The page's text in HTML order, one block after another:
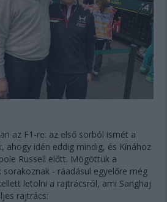
az F1-re: az első sorból ismét a
ahogy idén eddig mindig, és Kínához
Russell előtt. Mögöttük a
sorakoznak - ráadásul egyelőre még
letolni a rajtrácsról, ami Sanghaj
rajtrács: